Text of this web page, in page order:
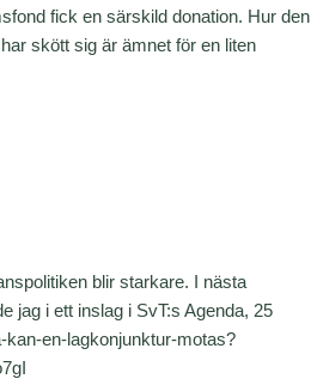
fick en särskild donation. Hur den
skött sig är ämnet för en liten
blir starkare. I nästa
jag i ett inslag i SvT:s Agenda, 25
en-lagkonjunktur-motas?